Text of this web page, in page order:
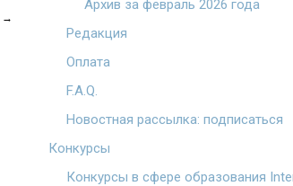
→
Архив за февраль 2026 года
Редакция
Оплата
F.A.Q.
Новостная рассылка: подписаться
Конкурсы
Конкурсы в сфере образования